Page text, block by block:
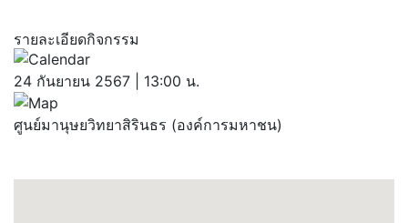
รายละเอียดกิจกรรม
24 กันยายน 2567 | 13:00 น.
ศูนย์มานุษยวิทยาสิรินธร (องค์การมหาชน)